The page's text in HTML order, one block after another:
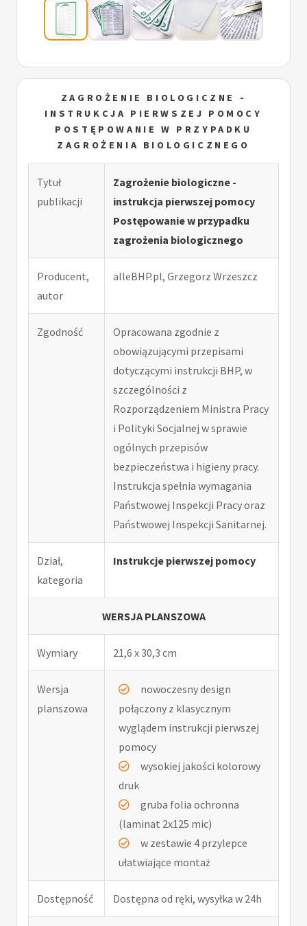
ZAGROŻENIE BIOLOGICZNE -
INSTRUKCJA PIERWSZEJ POMOCY
POSTĘPOWANIE W PRZYPADKU
ZAGROŻENIA BIOLOGICZNEGO
Tytuł
publikacji
Zagrożenie biologiczne -
instrukcja pierwszej pomocy
Postępowanie w przypadku
zagrożenia biologicznego
Producent,
autor
alleBHP.pl, Grzegorz Wrzeszcz
Zgodność
Opracowana zgodnie z
obowiązującymi przepisami
dotyczącymi instrukcji BHP, w
szczególności z
Rozporządzeniem Ministra Pracy
i Polityki Socjalnej w sprawie
ogólnych przepisów
bezpieczeństwa i higieny pracy.
Instrukcja spełnia wymagania
Państwowej Inspekcji Pracy oraz
Państwowej Inspekcji Sanitarnej.
Dział,
kategoria
Instrukcje pierwszej pomocy
WERSJA PLANSZOWA
Wymiary 21,6 x 30,3 cm
Wersja
planszowa
nowoczesny design
połączony z klasycznym
wyglądem instrukcji pierwszej
pomocy
wysokiej jakości kolorowy
druk
gruba folia ochronna
(laminat 2x125 mic)
w zestawie 4 przylepce
ułatwiające montaż
Dostępność Dostępna od ręki, wysyłka w 24h